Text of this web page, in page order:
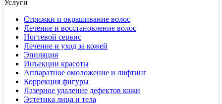
Услуги
Стрижки и окрашивание волос
Лечение и восстановление волос
Ногтевой сервис
Лечение и уход за кожей
Эпиляция
Инъекции красоты
Аппаратное омоложение и лифтинг
Коррекция фигуры
Лазерное удаление дефектов кожи
Эстетика лица и тела